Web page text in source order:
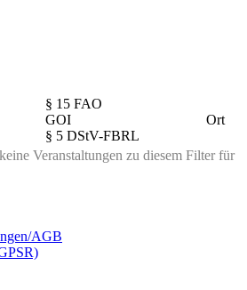
§ 15 FAO
GOI
§ 5 DStV-FBRL
Ort
Veranstaltungen zu diesem Filter für
AGB